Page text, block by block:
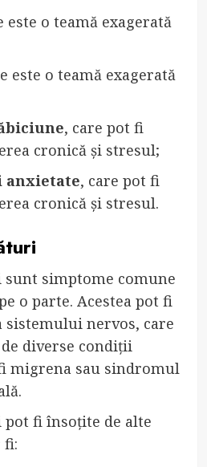
este o teamă exagerată
este o teamă exagerată
, care pot fi
cronică și stresul;
, care pot fi
cronică și stresul.
sunt simptome comune
o parte. Acestea pot fi
sistemului nervos, care
diverse condiții
migrena sau sindromul
pot fi însoțite de alte
fi: